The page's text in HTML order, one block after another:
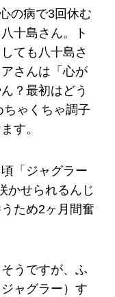
の病で3回休む
十島さん。ト
ても八十島さ
さんは「心が
？最初はどう
ゃくちゃ調子
す。
「ジャグラー
かせられるんじ
ため2ヶ月間奮
うですが、ふ
ャグラー）す